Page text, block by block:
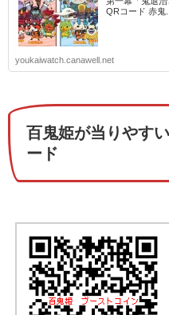
QRコード 赤鬼...
youkaiwatch.canawell.net
百鬼姫が当りやす
ード